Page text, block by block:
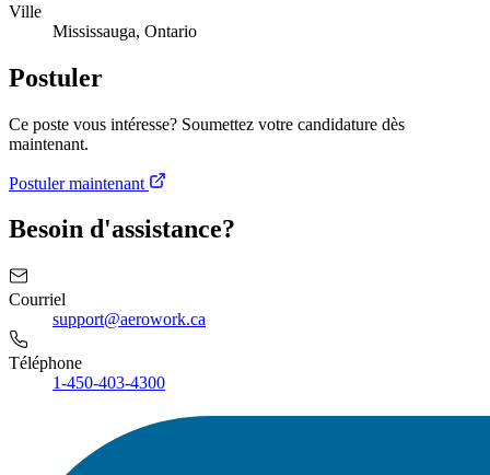
Ville
Mississauga, Ontario
Postuler
Ce poste vous intéresse? Soumettez votre candidature dès
maintenant.
Postuler maintenant
Besoin d'assistance?
Courriel
support@aerowork.ca
Téléphone
1-450-403-4300